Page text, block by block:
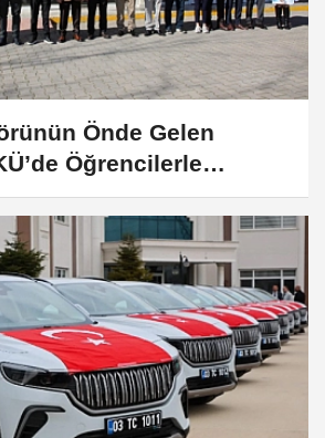
Önde Gelen
Öğrencilerle